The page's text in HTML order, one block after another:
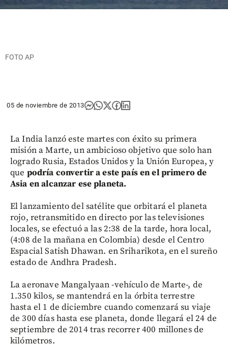
FOTO AP
05 de noviembre de 2013
La India lanzó este martes con éxito su primera
misión a Marte, un ambicioso objetivo que solo han
logrado Rusia, Estados Unidos y la Unión Europea, y
que podría convertir a este país en el primero de
Asia en alcanzar ese planeta.
El lanzamiento del satélite que orbitará el planeta
rojo, retransmitido en directo por las televisiones
locales, se efectuó a las 2:38 de la tarde, hora local,
(4:08 de la mañana en Colombia) desde el Centro
Espacial Satish Dhawan. en Sriharikota, en el sureño
estado de Andhra Pradesh.
La aeronave Mangalyaan -vehículo de Marte-, de
1.350 kilos, se mantendrá en la órbita terrestre
hasta el 1 de diciembre cuando comenzará su viaje
de 300 días hasta ese planeta, donde llegará el 24 de
septiembre de 2014 tras recorrer 400 millones de
kilómetros.